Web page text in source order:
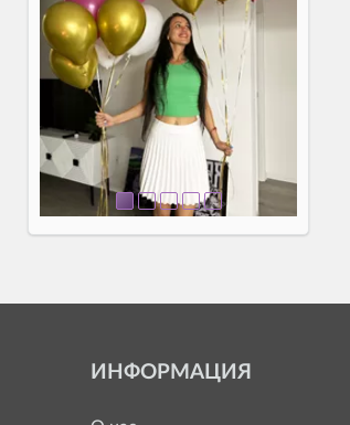
ИНФОРМАЦИЯ